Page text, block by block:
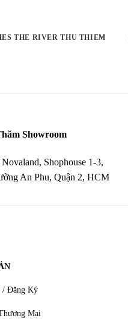
THE RIVER THU THIEM
Showroom
Shophouse 1-3,
An Phu, Quận 2, HCM
/ Đăng Ký
Mại